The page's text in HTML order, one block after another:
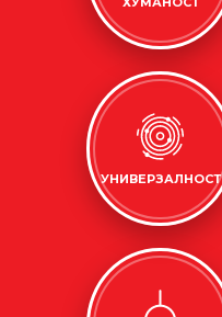
УНИВЕРЗАЛНОСТ